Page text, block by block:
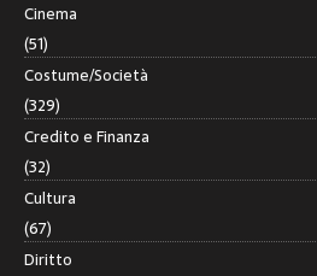
Cinema
(51)
Costume/Società
(329)
Credito e Finanza
(32)
Cultura
(67)
Diritto